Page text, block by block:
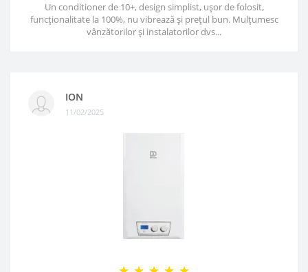
Un conditioner de 10+, design simplist, ușor de folosit,
funcționalitate la 100%, nu vibrează și prețul bun. Mulțumesc
vânzătorilor și instalatorilor dvs...
ION
11/02/2025